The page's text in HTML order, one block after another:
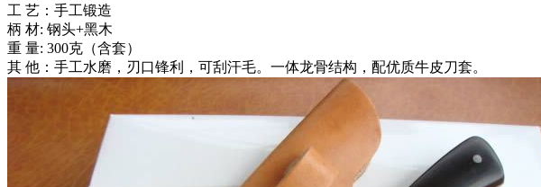
工 艺：手工锻造
柄 材: 钢头+黑木
重 量: 300克（含套）
其 他：手工水磨，刃口锋利，可刮汗毛。一体龙骨结构，配优质牛皮刀套。